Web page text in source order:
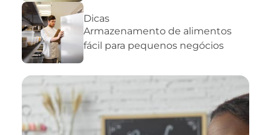
Dicas
Armazenamento de alimentos
fácil para pequenos negócios